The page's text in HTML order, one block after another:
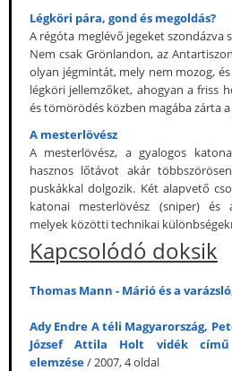
Légköri pára, gond és megoldás?
A régóta meglévő jegeket
Nem csak Grönlandon, az
olyan jégmintát, mely nem mozog,
légköri jellemzőket, ahogyan a friss
és tömörödés közben magába zárta
A mesterlövész
A mesterlövész, a gyalogos
hasznos lőtávot akár
puskákkal dolgozik. Két alapvető
katonai mesterlövész (sniper) és
melyek közötti technikai
Kapcsolódó doksik
Thomas Mann - Márió és a
Ady Endre A téli Magyarország,
József Attila Holt vidék című
elemzése/ 2007, 4 oldal